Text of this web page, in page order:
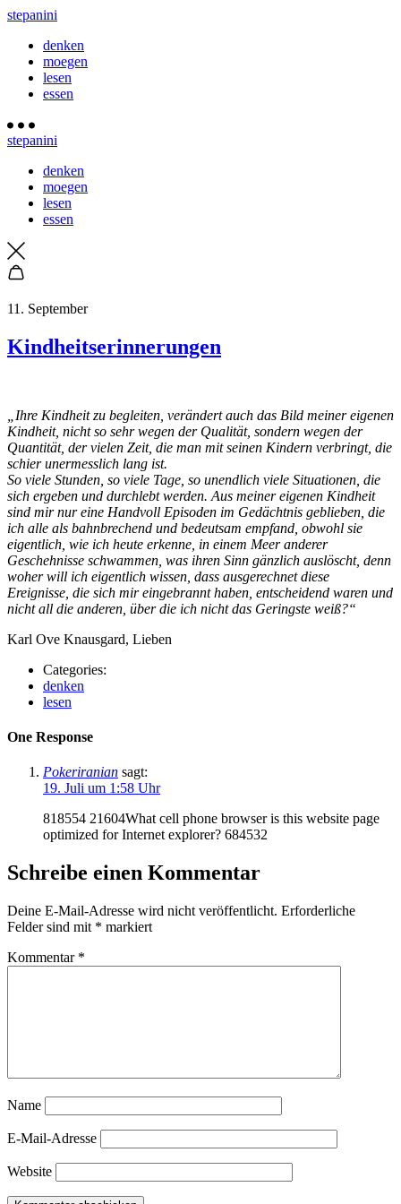
stepanini
denken
moegen
lesen
essen
stepanini
denken
moegen
lesen
essen
11. September
Kindheitserinnerungen
„Ihre Kindheit zu begleiten, verändert auch das Bild meiner eigenen
Kindheit, nicht so sehr wegen der Qualität, sondern wegen der
Quantität, der vielen Zeit, die man mit seinen Kindern verbringt, die
schier unermesslich lang ist.
So viele Stunden, so viele Tage, so unendlich viele Situationen, die
sich ergeben und durchlebt werden. Aus meiner eigenen Kindheit
sind mir nur eine Handvoll Episoden im Gedächtnis geblieben, die
ich alle als bahnbrechend und bedeutsam empfand, obwohl sie
eigentlich, wie ich heute erkenne, in einem Meer anderer
Geschehnisse schwammen, was ihren Sinn gänzlich auslöscht, denn
woher will ich eigentlich wissen, dass ausgerechnet diese
Ereignisse, die sich mir eingebrannt haben, entscheidend waren und
nicht all die anderen, über die ich nicht das Geringste weiß?“
Karl Ove Knausgard, Lieben
Categories:
denken
lesen
One Response
Pokeriranian sagt:
19. Juli um 1:58 Uhr
818554 21604What cell phone browser is this website page
optimized for Internet explorer? 684532
Schreibe einen Kommentar
Deine E-Mail-Adresse wird nicht veröffentlicht. Erforderliche
Felder sind mit * markiert
Kommentar *
Name
E-Mail-Adresse
Website